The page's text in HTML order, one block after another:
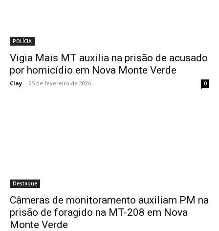
POLÍCIA
Vigia Mais MT auxilia na prisão de acusado
por homicídio em Nova Monte Verde
Clay - 25 de fevereiro de 2026 0
Destaque
Câmeras de monitoramento auxiliam PM na
prisão de foragido na MT-208 em Nova
Monte Verde